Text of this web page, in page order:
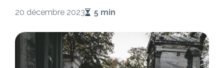
20 décembre 2023 5 min